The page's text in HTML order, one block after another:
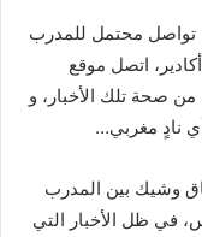
تواصل محتمل للمدرب
اتصل موقع
من صحة تلك الأخبار، و
نادٍ مغربي…
وشيك بين المدرب
في ظل الأخبار التي